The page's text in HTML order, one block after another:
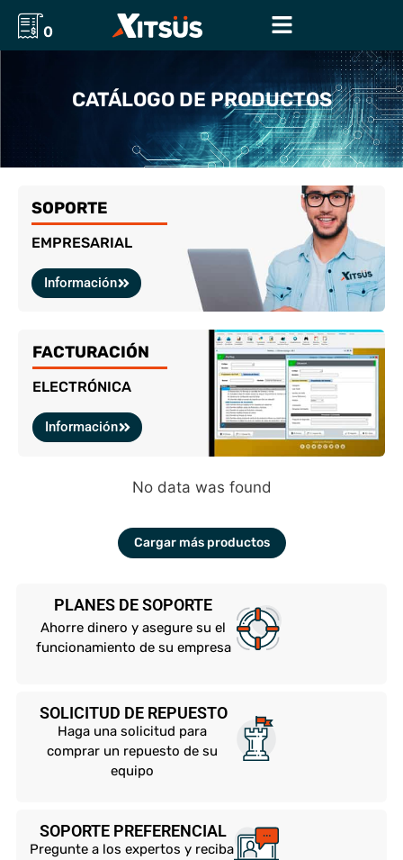
0
CATÁLOGO DE PRODUCTOS
SOPORTE
EMPRESARIAL
Información
FACTURACIÓN
ELECTRÓNICA
Información
No data was found
Cargar más productos
PLANES DE SOPORTE
Ahorre dinero y asegure su el
funcionamiento de su empresa
SOLICITUD DE REPUESTO
Haga una solicitud para
comprar un repuesto de su
equipo
SOPORTE PREFERENCIAL
Pregunte a los expertos y reciba